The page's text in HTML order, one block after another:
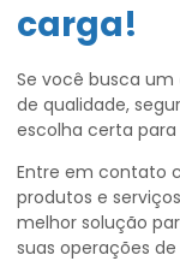
carga!
Se você busca um
de qualidade,
escolha certa para
Entre em contato
produtos e
melhor solução
suas operações